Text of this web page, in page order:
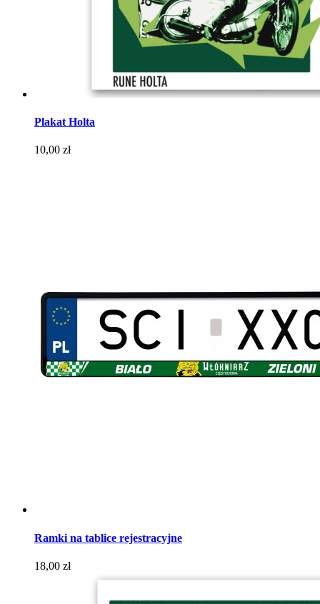
Plakat Holta
Cena
10,00 zł
Ramki na tablice rejestracyjne
Cena
18,00 zł